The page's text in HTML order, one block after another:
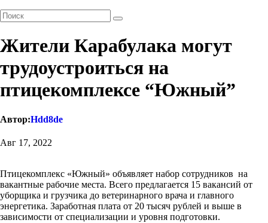
Жители Карабулака могут
трудоустроиться на
птицекомплексе “Южный”
Автор:Hdd8de
Авг 17, 2022
Птицекомплекс «Южный» объявляет набор сотрудников на
вакантные рабочие места. Всего предлагается 15 вакансий от
уборщика и грузчика до ветеринарного врача и главного
энергетика. Заработная плата от 20 тысяч рублей и выше в
зависимости от специализации и уровня подготовки.